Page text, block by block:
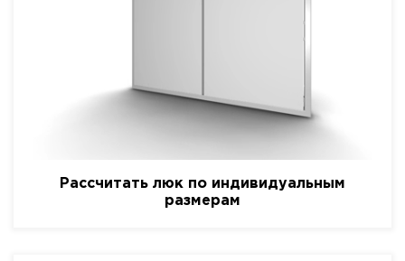
Рассчитать люк по индивидуальным
размерам